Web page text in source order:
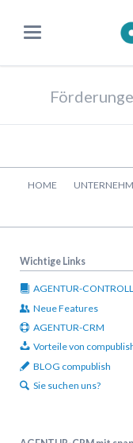
HOME
Wichtige Links
AGENTUR-
Neue Features
AGENTUR-CRM
Vorteile von
BLOG compublish
Sie suchen uns?